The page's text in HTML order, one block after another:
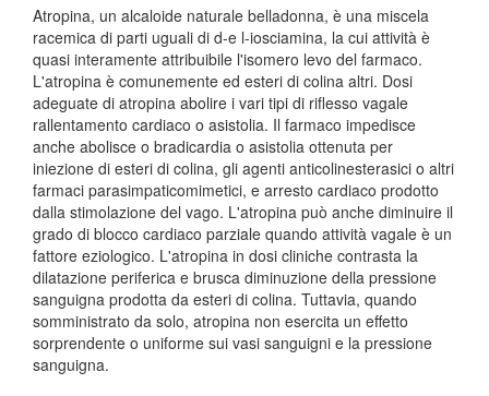
Atropina, un alcaloide naturale belladonna, è una miscela
racemica di parti uguali di d-e l-iosciamina, la cui attività è
quasi interamente attribuibile l'isomero levo del farmaco.
L'atropina è comunemente ed esteri di colina altri. Dosi
adeguate di atropina abolire i vari tipi di riflesso vagale
rallentamento cardiaco o asistolia. Il farmaco impedisce
anche abolisce o bradicardia o asistolia ottenuta per
iniezione di esteri di colina, gli agenti anticolinesterasici o altri
farmaci parasimpaticomimetici, e arresto cardiaco prodotto
dalla stimolazione del vago. L'atropina può anche diminuire il
grado di blocco cardiaco parziale quando attività vagale è un
fattore eziologico. L'atropina in dosi cliniche contrasta la
dilatazione periferica e brusca diminuzione della pressione
sanguigna prodotta da esteri di colina. Tuttavia, quando
somministrato da solo, atropina non esercita un effetto
sorprendente o uniforme sui vasi sanguigni e la pressione
sanguigna.